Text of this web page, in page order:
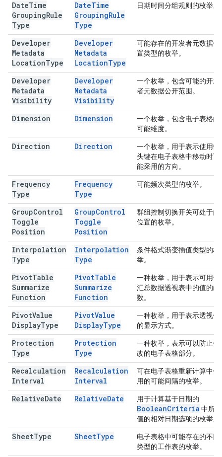
DateTime
GroupingRule
Type
DateTime
GroupingRule
Type
日期时间分组规则的枚举。
Developer
Metadata
LocationType
Developer
Metadata
LocationType
可能存在的开发者元数据位
置类型的枚举。
Developer
Metadata
Visibility
Developer
Metadata
Visibility
一个枚举，包含可能的开发
者元数据公开范围。
Dimension Dimension
一个枚举，包含电子表格的
可能维度。
Direction Direction
一个枚举，用于表示使用箭
头键在电子表格中移动时可
能采用的方向。
Frequency
Type
Frequency
Type
可能频次类型的枚举。
GroupControl
Toggle
Position
GroupControl
Toggle
Position
群组控制切换开关可处于的
位置的枚举。
Interpolation
Type
Interpolation
Type
条件格式渐变插值类型的枚
举。
PivotTable
Summarize
Function
PivotTable
Summarize
Function
一种枚举，用于表示可用于
汇总数据透视表中的值的函
数。
PivotValue
DisplayType
PivotValue
DisplayType
一种枚举，用于表示透视值
的显示方式。
Protection
Type
Protection
Type
一种枚举，表示可以防止修
改的电子表格部分。
Recalculation
Interval
Recalculation
Interval
可在电子表格重新计算中使
用的可能间隔的枚举。
RelativeDate RelativeDate 用于计算基于日期的
BooleanCriteria 中所用
值的相对日期选项的枚举。
SheetType SheetType
电子表格中可能存在的不同
类型的工作表的枚举。